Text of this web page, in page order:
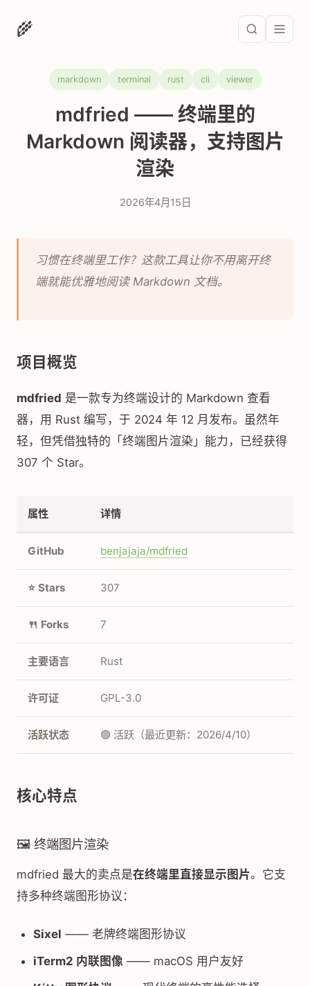
🌾
markdown terminal rust cli viewer
mdfried —— 终端里的
Markdown 阅读器，支持图片
渲染
2026年4月15日
习惯在终端里工作？这款工具让你不用离开终
端就能优雅地阅读 Markdown 文档。
项目概览
mdfried 是一款专为终端设计的 Markdown 查看
器，用 Rust 编写，于 2024 年 12 月发布。虽然年
轻，但凭借独特的「终端图片渲染」能力，已经获得
307 个 Star。
属性 详情
GitHub benjajaja/mdfried
⭐ Stars 307
🍴 Forks 7
主要语言 Rust
许可证 GPL-3.0
活跃状态 🟢 活跃（最近更新：2026/4/10）
核心特点
🖼️ 终端图片渲染
mdfried 最大的卖点是在终端里直接显示图片。它支
持多种终端图形协议：
Sixel —— 老牌终端图形协议
iTerm2 内联图像 —— macOS 用户友好